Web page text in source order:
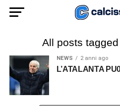
All posts
NEWS 2 anni ago
L’ATALANTA